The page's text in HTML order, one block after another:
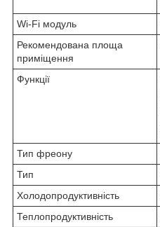
Wi-Fi модуль
Рекомендована площа
приміщення
Функції
Тип фреону
Тип
Холодопродуктивність
Теплопродуктивність